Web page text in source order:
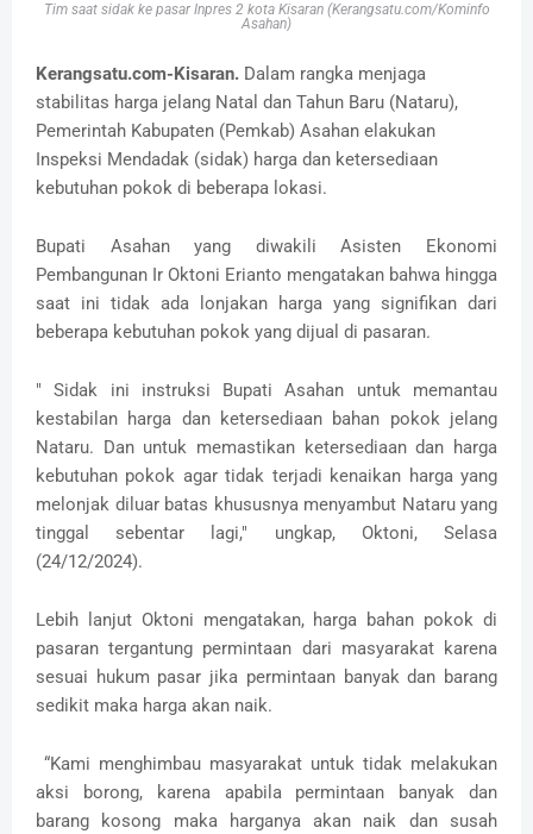
Tim saat sidak ke pasar Inpres 2 kota Kisaran (Kerangsatu.com/Kominfo
Asahan)
Kerangsatu.com-Kisaran. Dalam rangka menjaga
stabilitas harga jelang Natal dan Tahun Baru (Nataru),
Pemerintah Kabupaten (Pemkab) Asahan elakukan
Inspeksi Mendadak (sidak) harga dan ketersediaan
kebutuhan pokok di beberapa lokasi.
Bupati Asahan yang diwakili Asisten Ekonomi
Pembangunan Ir Oktoni Erianto mengatakan bahwa hingga
saat ini tidak ada lonjakan harga yang signifikan dari
beberapa kebutuhan pokok yang dijual di pasaran.
" Sidak ini instruksi Bupati Asahan untuk memantau
kestabilan harga dan ketersediaan bahan pokok jelang
Nataru. Dan untuk memastikan ketersediaan dan harga
kebutuhan pokok agar tidak terjadi kenaikan harga yang
melonjak diluar batas khususnya menyambut Nataru yang
tinggal sebentar lagi," ungkap, Oktoni, Selasa
(24/12/2024).
Lebih lanjut Oktoni mengatakan, harga bahan pokok di
pasaran tergantung permintaan dari masyarakat karena
sesuai hukum pasar jika permintaan banyak dan barang
sedikit maka harga akan naik.
“Kami menghimbau masyarakat untuk tidak melakukan
aksi borong, karena apabila permintaan banyak dan
barang kosong maka harganya akan naik dan susah